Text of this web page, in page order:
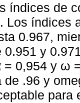
índices de
Los índices
0.967,
0.951 y
= 0,954 y ω
de .96 y
para